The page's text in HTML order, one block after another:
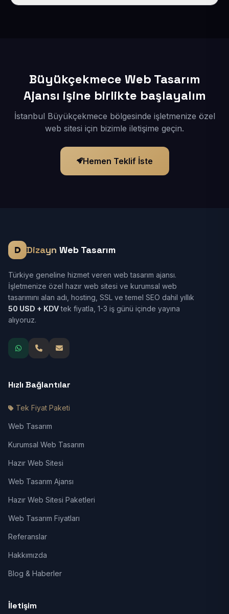
Büyükçekmece Web Tasarım
Ajansı işine birlikte başlayalım
İstanbul Büyükçekmece bölgesinde işletmenize özel
web sitesi için bizimle iletişime geçin.
Hemen Teklif İste
Dizayn Web Tasarım
Türkiye geneline hizmet veren web tasarım ajansı.
İşletmenize özel hazır web sitesi ve kurumsal web
tasarımını alan adı, hosting, SSL ve temel SEO dahil yıllık
50 USD + KDVtek fiyatla, 1-3 iş günü içinde yayına
alıyoruz.
Hızlı Bağlantılar
Tek Fiyat Paketi
Web Tasarım
Kurumsal Web Tasarım
Hazır Web Sitesi
Web Tasarım Ajansı
Hazır Web Sitesi Paketleri
Web Tasarım Fiyatları
Referanslar
Hakkımızda
Blog & Haberler
İletişim